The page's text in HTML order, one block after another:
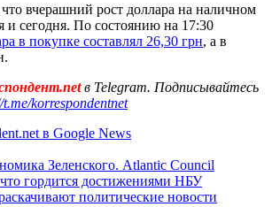
вчерашний рост доллара на наличном
и сегодня. По состоянию на 17:30
в покупке составлял 26,30 грн, а в
в Telegram. Подписывайтесь
korrespondentnet
в Google News
Зеленского. Atlantic Council
что гордится достижениями НБУ
политические новости